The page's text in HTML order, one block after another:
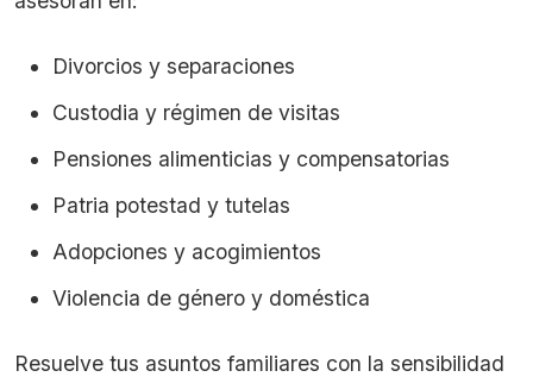
Divorcios y separaciones
Custodia y régimen de visitas
Pensiones alimenticias y compensatorias
Patria potestad y tutelas
Adopciones y acogimientos
Violencia de género y doméstica
Resuelve tus asuntos familiares con la sensibilidad